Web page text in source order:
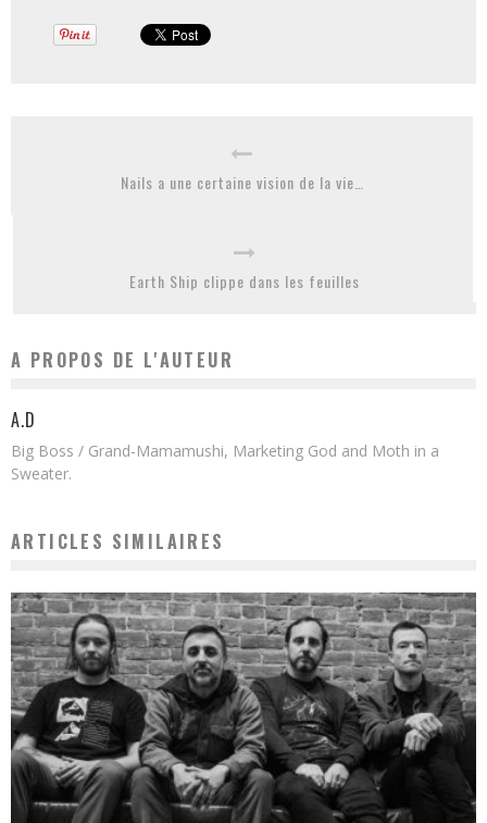
Nails a une certaine vision de la vie…
Earth Ship clippe dans les feuilles
A PROPOS DE L'AUTEUR
A.D
Big Boss / Grand-Mamamushi, Marketing God and Moth in a
Sweater.
ARTICLES SIMILAIRES